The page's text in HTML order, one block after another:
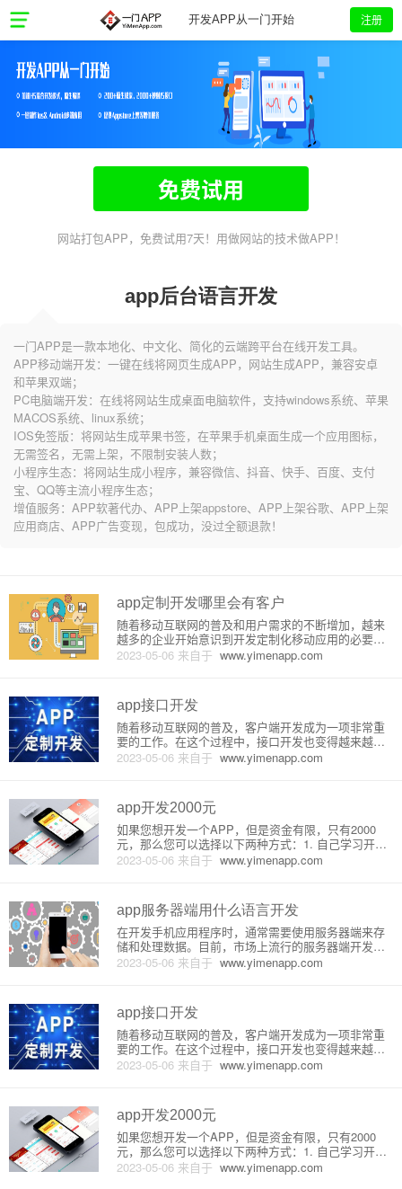
开发APP从一门开始 注册
免费试用
网站打包APP，免费试用7天！用做网站的技术做APP！
app后台语言开发
一门APP是一款本地化、中文化、简化的云端跨平台在线开发工具。
APP移动端开发：一键在线将网页生成APP，网站生成APP，兼容安卓
和苹果双端；
PC电脑端开发：在线将网站生成桌面电脑软件，支持windows系统、苹果
MACOS系统、linux系统；
IOS免签版：将网站生成苹果书签，在苹果手机桌面生成一个应用图标，
无需签名，无需上架，不限制安装人数；
小程序生态：将网站生成小程序，兼容微信、抖音、快手、百度、支付
宝、QQ等主流小程序生态；
增值服务：APP软著代办、APP上架appstore、APP上架谷歌、APP上架
应用商店、APP广告变现，包成功，没过全额退款！
app定制开发哪里会有客户
2023-05-06 来自于 www.yimenapp.com
随着移动互联网的普及和用户需求的不断增加，越来
越多的企业开始意识到开发定制化移动应用的必要
性，这也为APP定制开发提供了广阔的市场。那么，
APP定制开发到底该如何寻找客户呢？接下来，我们
的最常见方式之一。可以将
app接口开发
2023-05-06 来自于 www.yimenapp.com
随着移动互联网的普及，客户端开发成为一项非常重
要的工作。在这个过程中，接口开发也变得越来越受
到关注。人们对于app的使用需求不断上涨，同时对于
接口也提出了更高的要求。接下来，我们就来一探AP
口？APP接口，又称
app开发2000元
2023-05-06 来自于 www.yimenapp.com
如果您想开发一个APP，但是资金有限，只有2000
元，那么您可以选择以下两种方式：1. 自己学习开发
这种方式需要您有一定的编程基础，如果没有编程基
础就需要投入更多的时间去学习。学习开发的途径可
等。以下是具体步骤
app服务器端用什么语言开发
2023-05-06 来自于 www.yimenapp.com
在开发手机应用程序时，通常需要使用服务器端来存
储和处理数据。目前，市场上流行的服务器端开发语
言有很多种，比如JAVA，Python，Ruby等等。接下
来，将从原理和详细介绍两个方面来介绍哪些语言适
户端与服务器端
app接口开发
2023-05-06 来自于 www.yimenapp.com
随着移动互联网的普及，客户端开发成为一项非常重
要的工作。在这个过程中，接口开发也变得越来越受
到关注。人们对于app的使用需求不断上涨，同时对于
接口也提出了更高的要求。接下来，我们就来一探AP
口？APP接口，又称
app开发2000元
2023-05-06 来自于 www.yimenapp.com
如果您想开发一个APP，但是资金有限，只有2000
元，那么您可以选择以下两种方式：1. 自己学习开发
这种方式需要您有一定的编程基础，如果没有编程基
础就需要投入更多的时间去学习。学习开发的途径可